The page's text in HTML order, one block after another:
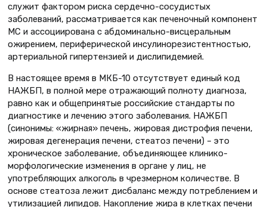
служит фактором риска сердечно-сосудистых
заболеваний, рассматривается как печеночный компонент
МС и ассоциирована с абдоминально-висцеральным
ожирением, периферической инсулинорезистентностью,
артериальной гипертензией и дислипидемией.
В настоящее время в МКБ-10 отсутствует единый код
НАЖБП, в полной мере отражающий полноту диагноза,
равно как и общепринятые российские стандарты по
диагностике и лечению этого заболевания. НАЖБП
(синонимы: «жирная» печень, жировая дистрофия печени,
жировая дегенерация печени, стеатоз печени) – это
хроническое заболевание, объединяющее клинико-
морфологические изменения в органе у лиц, не
употребляющих алкоголь в чрезмерном количестве. В
основе стеатоза лежит дисбаланс между потреблением и
утилизацией липидов. Накопление жира в клетках печени